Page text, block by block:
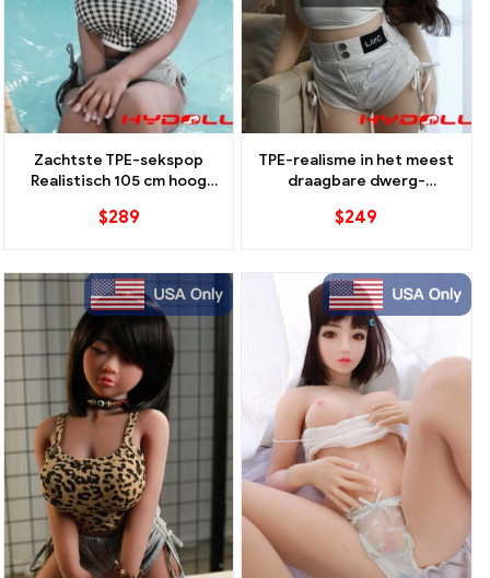
Zachtste TPE-sekspop
Realistisch 105 cm hoog
$289
TPE-realisme in het meest
draagbare dwerg-
$249